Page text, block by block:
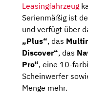
Leasingfahrzeug
Serienmäßig ist
und verfügt über
„Plus“, das
Discover“, das
Pro“, eine 10-
Scheinwerfer
Menge mehr.